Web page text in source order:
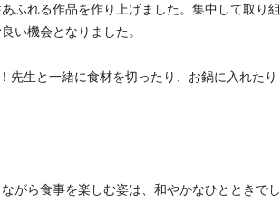
ふれる作品を作り上げました。集中して取り
い機会となりました。
先生と一緒に食材を切ったり、お鍋に入れた
がら食事を楽しむ姿は、和やかなひとときで